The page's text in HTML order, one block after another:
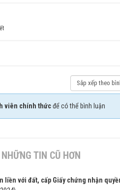
viên chính thứcđể có thể bình luận
NHỮNG TIN CŨ HƠN
liền với đất, cấp Giấy chứng nhận